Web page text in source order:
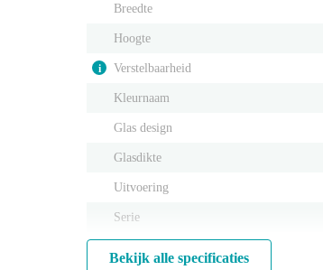
Breedte
Hoogte
i Verstelbaarheid
Kleurnaam
Glas design
Glasdikte
Uitvoering
Serie
Bekijk alle specificaties